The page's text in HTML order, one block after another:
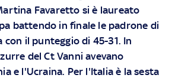
Favaretto si è laureato
battendo in finale le padrone di
con il punteggio di 45-31. In
del Ct Vanni avevano
e l'Ucraina. Per l'Italia è la sesta